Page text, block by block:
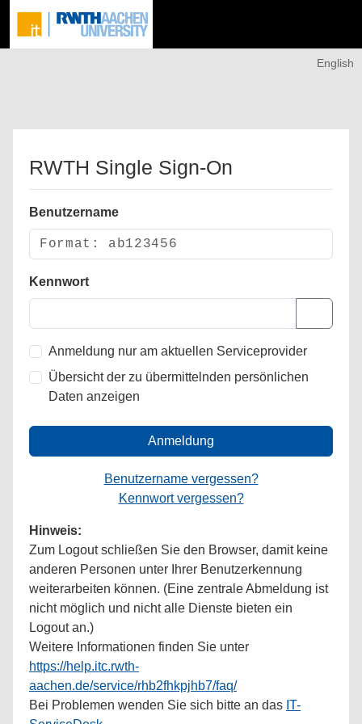
English
RWTH Single Sign-On
Benutzername
Kennwort
Anmeldung nur am aktuellen Serviceprovider
Übersicht der zu übermittelnden persönlichen
Daten anzeigen
Anmeldung
Benutzername vergessen?
Kennwort vergessen?
Hinweis:
Zum Logout schließen Sie den Browser, damit keine
anderen Personen unter Ihrer Benutzerkennung
weiterarbeiten können. (Eine zentrale Abmeldung ist
nicht möglich und nicht alle Dienste bieten ein
Logout an.)
Weitere Informationen finden Sie unter
https://help.itc.rwth-
aachen.de/service/rhb2fhkpjhb7/faq/
Bei Problemen wenden Sie sich bitte an das IT-